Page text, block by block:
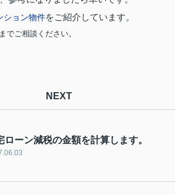
ショ ン物件をご紹介しています。
でご相談ください。
NEXT
ローン減税の金額を計算します。